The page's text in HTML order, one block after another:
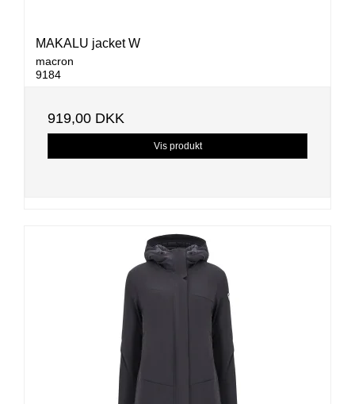
MAKALU jacket W
macron
9184
919,00 DKK
Vis produkt